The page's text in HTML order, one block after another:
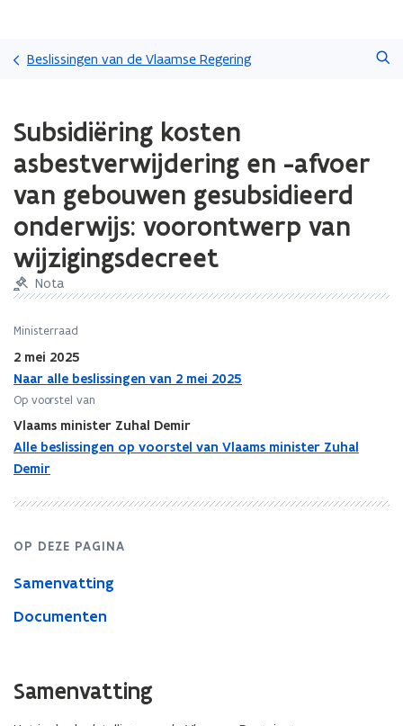
en
naar
gaan
Beslissingen van de Vlaamse Regering
met
laden.
zich
op:
Subsidiëring
kosten
asbestverwijdering
afvoer
van
gebouwen
gesubsidieerd
onderwijs:
voorontwerp
van
wijzigingsdecreet
Subsidiëring kosten
asbestverwijdering en -afvoer
van gebouwen gesubsidieerd
onderwijs: voorontwerp van
wijzigingsdecreet
Nota
Ministerraad
2 mei 2025
Naar alle beslissingen van 2 mei 2025
Op voorstel van
Vlaams minister Zuhal Demir
Alle beslissingen op voorstel van Vlaams minister Zuhal
Demir
OP DEZE PAGINA
Samenvatting
Documenten
Samenvatting